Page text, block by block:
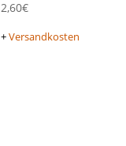
2,60€
+Versandkosten